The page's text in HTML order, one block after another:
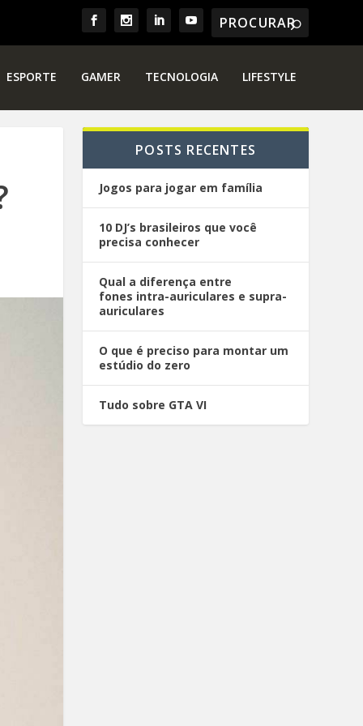
ESPORTE GAMER TECNOLOGIA LIFESTYLE
POSTS RECENTES
Jogos para jogar em família
10 DJ’s brasileiros que você
precisa conhecer
Qual a diferença entre
fones intra-auriculares e supra-
auriculares
O que é preciso para montar um
estúdio do zero
Tudo sobre GTA VI